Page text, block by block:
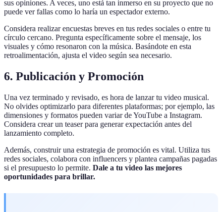
sus opiniones. A veces, uno está tan inmerso en su proyecto que no
puede ver fallas como lo haría un espectador externo.
Considera realizar encuestas breves en tus redes sociales o entre tu
círculo cercano. Pregunta específicamente sobre el mensaje, los
visuales y cómo resonaron con la música. Basándote en esta
retroalimentación, ajusta el video según sea necesario.
6. Publicación y Promoción
Una vez terminado y revisado, es hora de lanzar tu video musical.
No olvides optimizarlo para diferentes plataformas; por ejemplo, las
dimensiones y formatos pueden variar de YouTube a Instagram.
Considera crear un teaser para generar expectación antes del
lanzamiento completo.
Además, construir una estrategia de promoción es vital. Utiliza tus
redes sociales, colabora con influencers y plantea campañas pagadas
si el presupuesto lo permite. Dale a tu video las mejores
oportunidades para brillar.